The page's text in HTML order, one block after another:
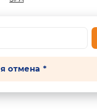
отмена *